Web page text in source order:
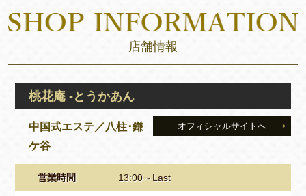
店舗情報
桃花庵 -とうかあん
オフィシャルサイトへ
中国式エステ／八柱･鎌
ケ谷
営業時間 13:00～Last